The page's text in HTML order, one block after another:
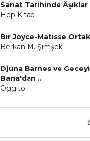
Sanat Tarihinde Âşıklar
Hep Kitap
Bir Joyce-Matisse Ortak
Berkan M. Şimşek
Djuna Barnes ve
Bana'dan ..
Oggito